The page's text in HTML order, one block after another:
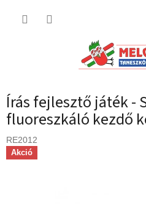
Írás fejlesztő játék -
fluoreszkáló kezdő
RE2012
Akció